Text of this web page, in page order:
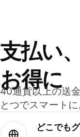
支払い
お得に
40通貨以上の送
とつでスマートに
どこでも